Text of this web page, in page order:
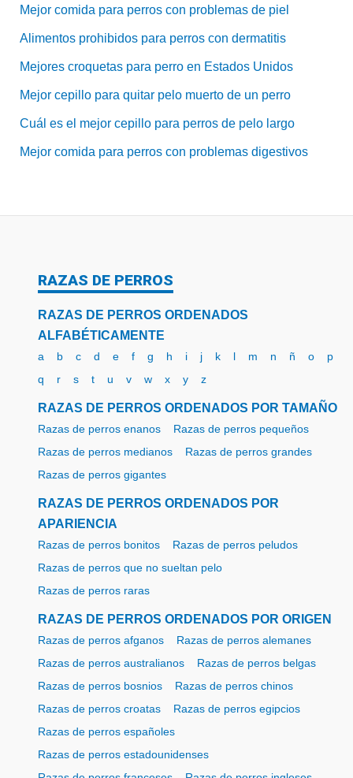
Mejor comida para perros con problemas de piel
Alimentos prohibidos para perros con dermatitis
Mejores croquetas para perro en Estados Unidos
Mejor cepillo para quitar pelo muerto de un perro
Cuál es el mejor cepillo para perros de pelo largo
Mejor comida para perros con problemas digestivos
RAZAS DE PERROS
RAZAS DE PERROS ORDENADOS
ALFABÉTICAMENTE
a b c d e f g h i j k l m n ñ o
p
q
r s t u v w x y z
RAZAS DE PERROS ORDENADOS POR TAMAÑO
Razas de perros enanos
Razas de perros pequeños
Razas de perros medianos
Razas de perros grandes
Razas de perros gigantes
RAZAS DE PERROS ORDENADOS POR
APARIENCIA
Razas de perros bonitos
Razas de perros peludos
Razas de perros que no sueltan pelo
Razas de perros raras
RAZAS DE PERROS ORDENADOS POR ORIGEN
Razas de perros afganos
Razas de perros alemanes
Razas de perros australianos
Razas de perros belgas
Razas de perros bosnios
Razas de perros chinos
Razas de perros croatas
Razas de perros egipcios
Razas de perros españoles
Razas de perros estadounidenses